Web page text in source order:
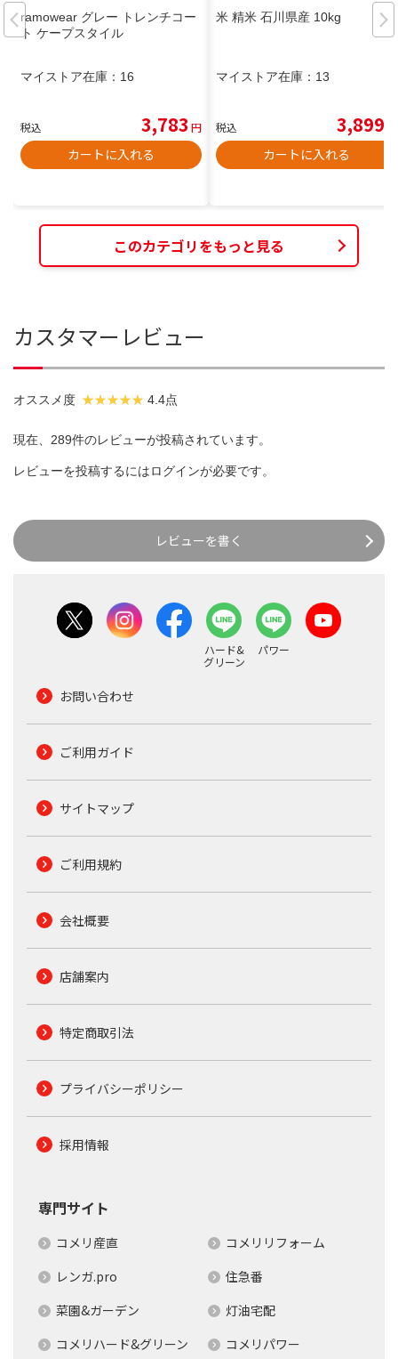
ramowear グレー トレンチコー
ト ケープスタイル
マイストア在庫： 16
税込 3,783 円
カートに入れる
米 精米 石川県産 10kg
マイストア在庫： 13
税込 3,899
カートに入れる
このカテゴリをもっと見る
カスタマーレビュー
オススメ度 4.4点
現在、289件のレビューが投稿されています。
レビューを投稿するにはログインが必要です。
レビューを書く
ハード&
グリーン
パワー
お問い合わせ
ご利用ガイド
サイトマップ
ご利用規約
会社概要
店舗案内
特定商取引法
プライバシーポリシー
採用情報
専門サイト
コメリ産直
コメリリフォーム
レンガ.pro
住急番
菜園&ガーデン
灯油宅配
コメリハード&グリーン
コメリパワー